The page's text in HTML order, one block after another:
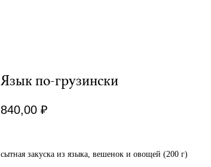
Язык по-грузински
840,00 ₽
сытная закуска из языка, вешенок и овощей (200 г)